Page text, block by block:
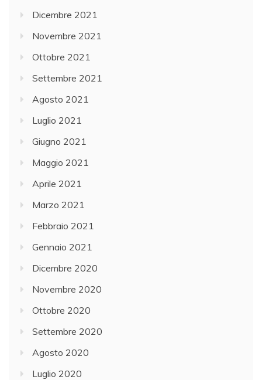
Dicembre 2021
Novembre 2021
Ottobre 2021
Settembre 2021
Agosto 2021
Luglio 2021
Giugno 2021
Maggio 2021
Aprile 2021
Marzo 2021
Febbraio 2021
Gennaio 2021
Dicembre 2020
Novembre 2020
Ottobre 2020
Settembre 2020
Agosto 2020
Luglio 2020